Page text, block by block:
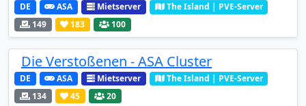
DE ASA Mietserver
The Island | PVE-Server
149
183 100
Die Verstoßenen - ASA Cluster
DE ASA Mietserver
The Island | PVE-Server
134
45 20